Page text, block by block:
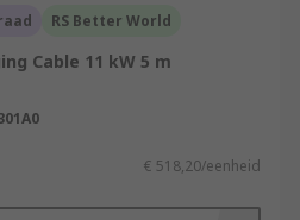
RS Better World
Cable 11 kW 5 m
€ 518,20/eenheid